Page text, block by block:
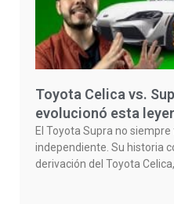
Toyota Celica vs.
evolucionó esta
El Toyota Supra no
independiente. Su historia
derivación del Toyota